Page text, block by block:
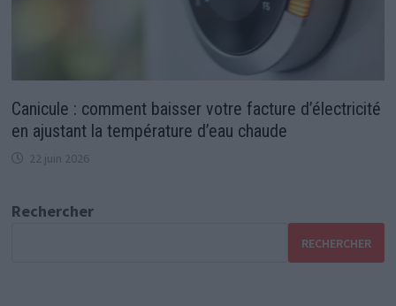
Canicule : comment baisser votre facture d’électricité
en ajustant la température d’eau chaude
22 juin 2026
Rechercher
RECHERCHER